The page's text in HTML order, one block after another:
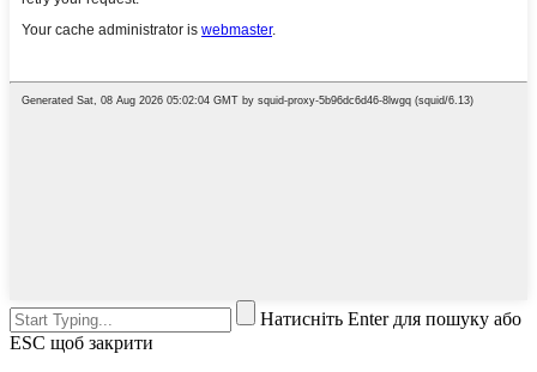
Натисніть Enter для пошуку або
ESC щоб закрити